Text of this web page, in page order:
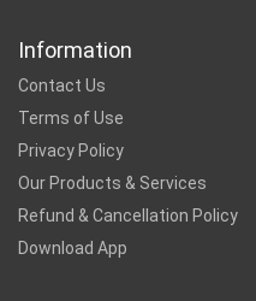
Information
Contact Us
Terms of Use
Privacy Policy
Our Products & Services
Refund & Cancellation Policy
Download App